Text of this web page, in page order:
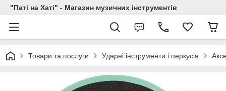
"Паті на Хаті" - Магазин музичних інструментів
Товари та послуги Ударні інструменти і перкусія